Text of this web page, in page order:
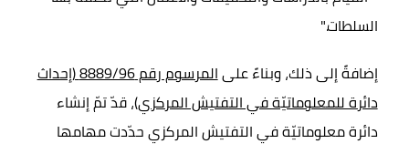
السلطات."
إضافةً إلى ذلك، وبناءً على
المرسوم رقم 8889/96 (إحداث
دائرة للمعلوماتيّة في التفتيش المركزي)،قدّ تمّ إنشاء
دائرة معلوماتيّة في التفتيش المركزي حدّدت مهامها